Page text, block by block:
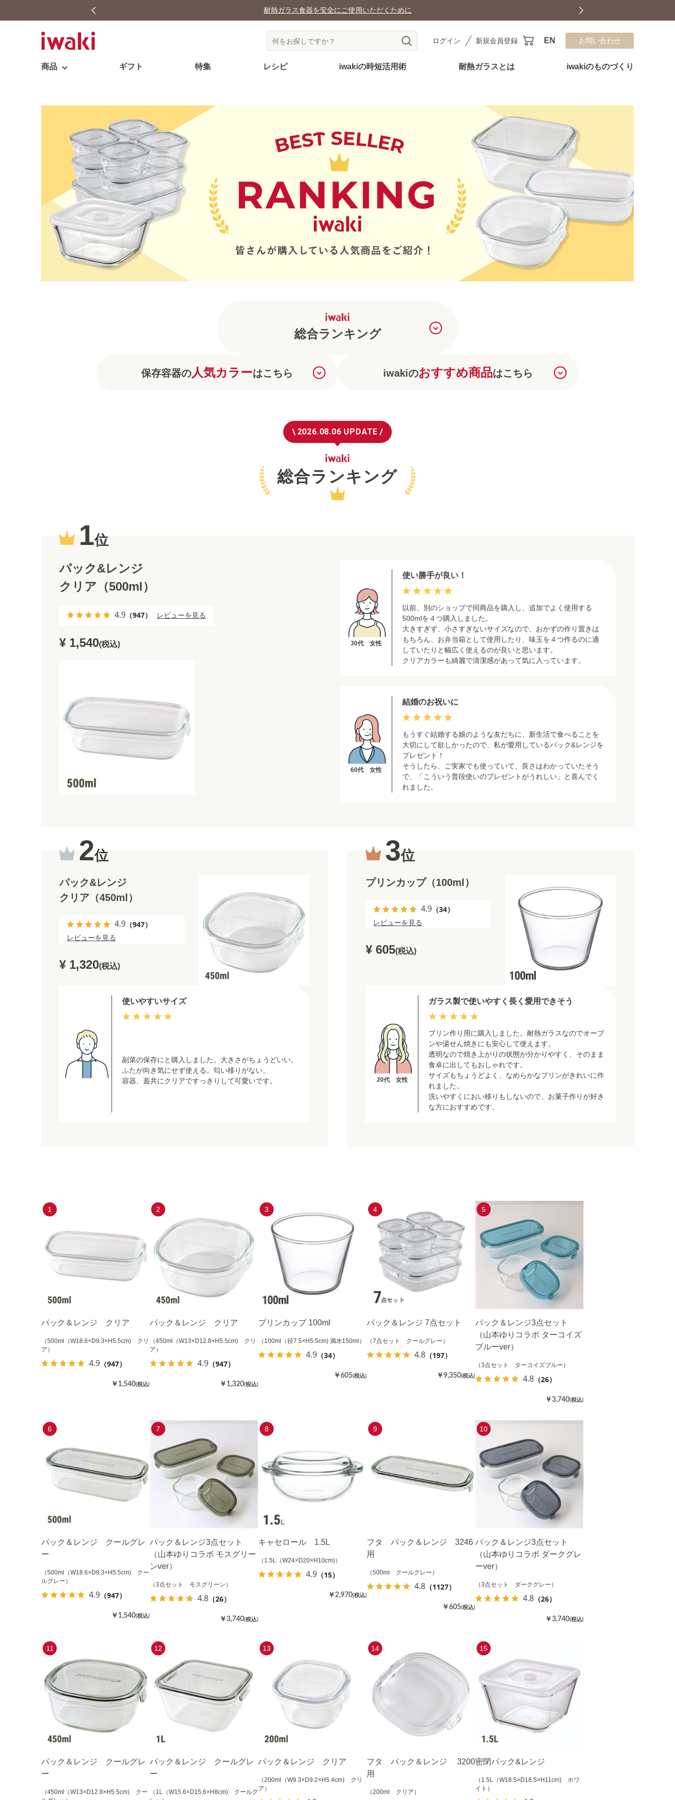
耐熱ガラス食器を安全にご使用いただくために
ログイン 新規会員登録 EN お問い合わせ
商品 ギフト 特集 レシピ iwakiの時短活用術 耐熱ガラスとは iwakiのものづくり
総合ランキング
保存容器の人気カラーはこちら iwakiのおすすめ商品はこちら
2026.08.06 UPDATE
総合ランキング
1位
パック&レンジ
クリア（500ml）
4.9 （947） レビューを見る
¥ 1,540(税込) 30代 女性
使い勝手が良い！
以前、別のショップで同商品を購入し、追加でよく使用する
500mlを４つ購入しました。
大きすぎず、小さすぎないサイズなので、おかずの作り置きは
もちろん、お弁当箱として使用したり、味玉を４つ作るのに適
していたりと幅広く使えるのが良いと思います。
クリアカラーも綺麗で清潔感があって気に入っています。
60代 女性
結婚のお祝いに
もうすぐ結婚する娘のような友だちに、新生活で食べることを
大切にして欲しかったので、私が愛用しているパック&レンジを
プレゼント！
そうしたら、ご実家でも使っていて、良さはわかっていたそう
で、「こういう普段使いのプレゼントがうれしい」と喜んでく
れました。
2位
パック&レンジ
クリア（450ml）
4.9 （947）
レビューを見る
¥ 1,320(税込)
使いやすいサイズ
副菜の保存にと購入しました。大きさがちょうどいい。
ふたが向き気にせず使える。匂い移りがない。
容器、蓋共にクリアですっきりして可愛いです。
3位
プリンカップ（100ml）
4.9 （34）
レビューを見る
¥ 605(税込)
20代 女性
ガラス製で使いやすく長く愛用できそう
プリン作り用に購入しました。耐熱ガラスなのでオーブ
ンや湯せん焼きにも安心して使えます。
透明なので焼き上がりの状態が分かりやすく、そのまま
食卓に出してもおしゃれです。
サイズもちょうどよく、なめらかなプリンがきれいに作
れました。
洗いやすくにおい移りもしないので、お菓子作りが好き
な方におすすめです。
1
パック＆レンジ クリア
（500ml（W18.6×D9.3×H5.5cm) クリ
ア）
4.9 （947）
￥1,540(税込)
2
パック＆レンジ クリア
（450ml（W13×D12.8×H5.5cm) クリ
ア）
4.9 （947）
￥1,320(税込)
3
プリンカップ 100ml
（100ml（径7.5×H5.5cm) 満水150ml）
4.9 （34）
￥605(税込)
4
パック＆レンジ 7点セット
（7点セット クールグレー）
4.8 （197）
￥9,350(税込)
5
パック＆レンジ3点セット
（山本ゆりコラボ ターコイズ
ブルーver）
（3点セット ターコイズブルー）
4.8 （26）
￥3,740(税込)
6
パック＆レンジ クールグレ
ー
（500ml（W18.6×D9.3×H5.5cm) クー
ルグレー）
4.9 （947）
￥1,540(税込)
7
パック＆レンジ3点セット
（山本ゆりコラボ モスグリー
ンver）
（3点セット モスグリーン）
4.8 （26）
￥3,740(税込)
8
キャセロール 1.5L
（1.5L（W24×D20×H10cm)）
4.9 （15）
￥2,970(税込)
9
フタ パック＆レンジ 3246
用
（500ml クールグレー）
4.8 （1127）
￥605(税込)
10
パック＆レンジ3点セット
（山本ゆりコラボ ダークグレ
ーver）
（3点セット ダークグレー）
4.8 （26）
￥3,740(税込)
11
パック＆レンジ クールグレ
ー
（450ml（W13×D12.8×H5.5cm) クー
12
パック＆レンジ クールグレ
ー
（1L（W15.6×D15.6×H8cm) クールグ
13
パック＆レンジ クリア
（200ml（W9.3×D9.2×H5.4cm) クリ
ア）
14
フタ パック＆レンジ 3200
用
（200ml クリア）
15
密閉パック&レンジ
（1.5L（W18.5×D18.5×H11cm) ホワ
イト）